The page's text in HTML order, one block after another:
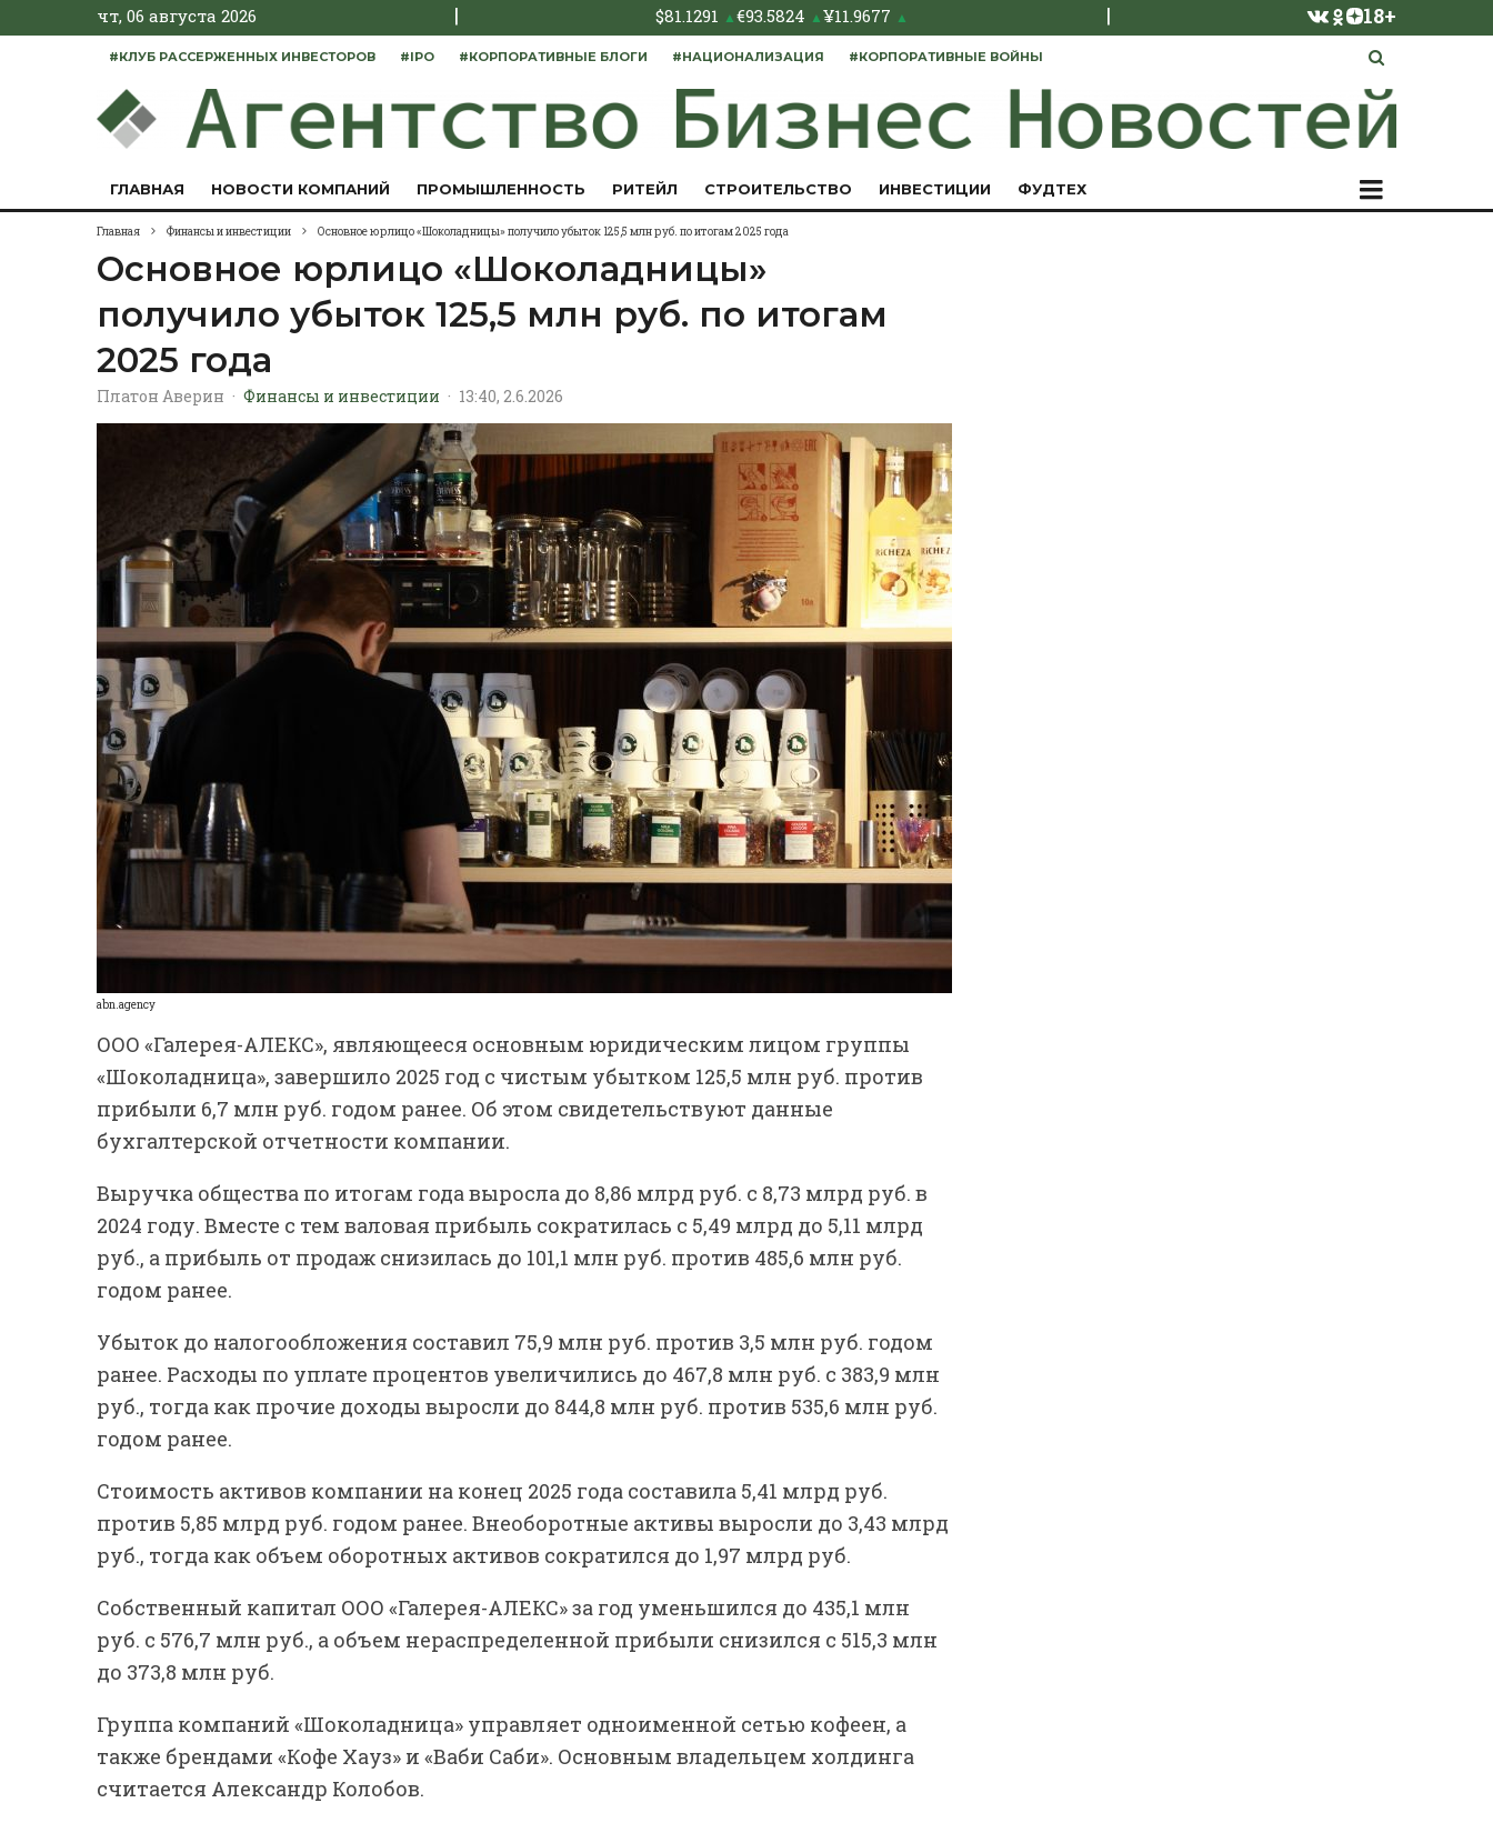
чт, 06 августа 2026 | $81.1291 ▲€93.5824 ▲¥11.9677 ▲ | 18+
#КЛУБ РАССЕРЖЕННЫХ ИНВЕСТОРОВ #IPO #КОРПОРАТИВНЫЕ БЛОГИ #НАЦИОНАЛИЗАЦИЯ #КОРПОРАТИВНЫЕ ВОЙНЫ
ГЛАВНАЯ НОВОСТИ КОМПАНИЙ ПРОМЫШЛЕННОСТЬ РИТЕЙЛ СТРОИТЕЛЬСТВО ИНВЕСТИЦИИ ФУДТЕХ
Главная Финансы и инвестиции Основное юрлицо «Шоколадницы» получило убыток 125,5 млн руб. по итогам 2025 года
Основное юрлицо «Шоколадницы»
получило убыток 125,5 млн руб. по итогам
2025 года
Платон Аверин · Финансы и инвестиции · 13:40, 2.6.2026
abn.agency
ООО «Галерея-АЛЕКС», являющееся основным юридическим лицом группы
«Шоколадница», завершило 2025 год с чистым убытком 125,5 млн руб. против
прибыли 6,7 млн руб. годом ранее. Об этом свидетельствуют данные
бухгалтерской отчетности компании.
Выручка общества по итогам года выросла до 8,86 млрд руб. с 8,73 млрд руб. в
2024 году. Вместе с тем валовая прибыль сократилась с 5,49 млрд до 5,11 млрд
руб., а прибыль от продаж снизилась до 101,1 млн руб. против 485,6 млн руб.
годом ранее.
Убыток до налогообложения составил 75,9 млн руб. против 3,5 млн руб. годом
ранее. Расходы по уплате процентов увеличились до 467,8 млн руб. с 383,9 млн
руб., тогда как прочие доходы выросли до 844,8 млн руб. против 535,6 млн руб.
годом ранее.
Стоимость активов компании на конец 2025 года составила 5,41 млрд руб.
против 5,85 млрд руб. годом ранее. Внеоборотные активы выросли до 3,43 млрд
руб., тогда как объем оборотных активов сократился до 1,97 млрд руб.
Собственный капитал ООО «Галерея-АЛЕКС» за год уменьшился до 435,1 млн
руб. с 576,7 млн руб., а объем нераспределенной прибыли снизился с 515,3 млн
до 373,8 млн руб.
Группа компаний «Шоколадница» управляет одноименной сетью кофеен, а
также брендами «Кофе Хауз» и «Ваби Саби». Основным владельцем холдинга
считается Александр Колобов.